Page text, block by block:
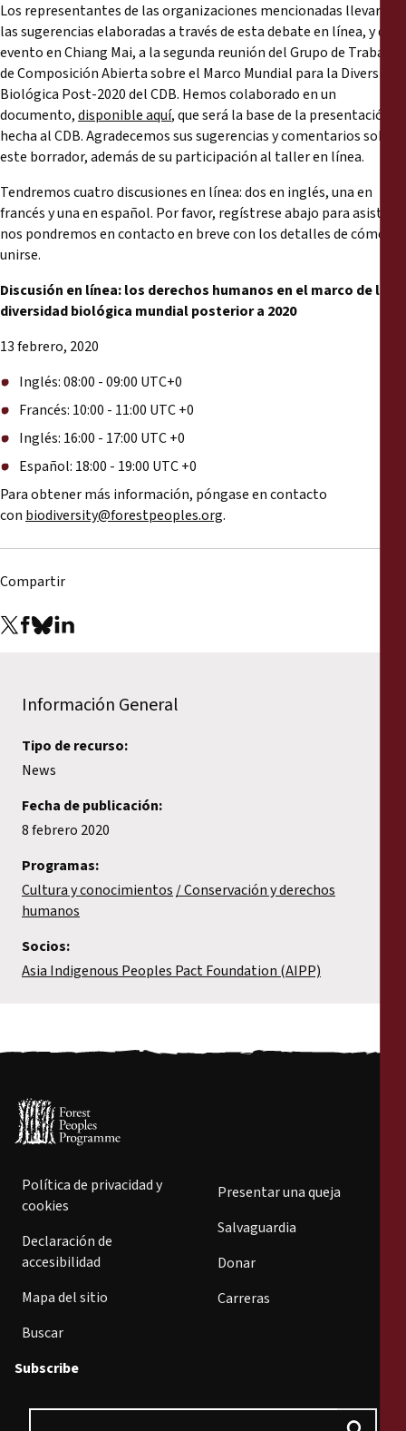
Los representantes de las organizaciones mencionadas llevarán
las sugerencias elaboradas a través de esta debate en línea, y del
evento en Chiang Mai, a la segunda reunión del Grupo de Trabajo
de Composición Abierta sobre el Marco Mundial para la Diversidad
Biológica Post-2020 del CDB. Hemos colaborado en un
documento,disponible aquí, que será la base de la presentación
hecha al CDB. Agradecemos sus sugerencias y comentarios sobre
este borrador, además de su participación al taller en línea.
Tendremos cuatro discusiones en línea: dos en inglés, una en
francés y una en español. Por favor, regístrese abajo para asistir, y
nos pondremos en contacto en breve con los detalles de cómo
unirse.
Discusión en línea: los derechos humanos en el marco de la
diversidad biológica mundial posterior a 2020
13 febrero, 2020
Inglés: 08:00 - 09:00 UTC+0
Francés: 10:00 - 11:00 UTC +0
Inglés: 16:00 - 17:00 UTC +0
Español: 18:00 - 19:00 UTC +0
Para obtener más información, póngase en contacto
con biodiversity@forestpeoples.org.
Compartir
Información General
Tipo de recurso:
News
Fecha de publicación:
8 febrero 2020
Programas:
Cultura y conocimientos Conservación y derechos
humanos
Socios:
Asia Indigenous Peoples Pact Foundation (AIPP)
Política de privacidad y
cookies
Declaración de
accesibilidad
Mapa del sitio
Buscar
Presentar una queja
Salvaguardia
Donar
Carreras
Subscribe